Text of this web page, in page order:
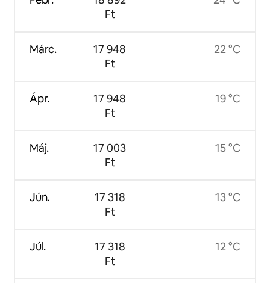
Márc.
Ápr.
Máj.
Jún.
Júl.
Ft
17 948
Ft
17 948
Ft
17 003
Ft
17 318
Ft
17 318
Ft
22 °C
19 °C
15 °C
13 °C
12 °C